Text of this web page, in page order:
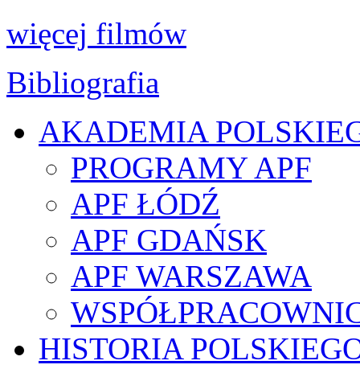
więcej filmów
Bibliografia
AKADEMIA
PROGRAMY APF
APF ŁÓDŹ
APF GDAŃSK
APF WARSZAWA
HISTORIA